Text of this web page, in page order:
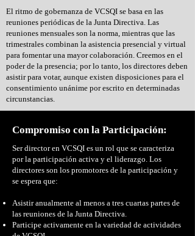
El ritmo de gobernanza de VCSQI se basa en las
reuniones periódicas de la Junta Directiva. Las
reuniones mensuales son la norma, mientras que las
trimestrales combinan la asistencia presencial y virtual
para fomentar una mayor colaboración. Creemos en el
poder de la presencia; por lo tanto, los directores deben
asistir para votar, aunque existen disposiciones para el
consentimiento unánime por escrito en determinadas
circunstancias.
Compromiso con la Participación:
Ser director en VCSQI es un rol que se caracteriza
por la participación activa y el liderazgo. Los
directores son los promotores de la participación y
se espera que:
Asistir anualmente al menos a tres cuartas partes de
las reuniones de la Junta Directiva.
Participe activamente en la variedad de actividades